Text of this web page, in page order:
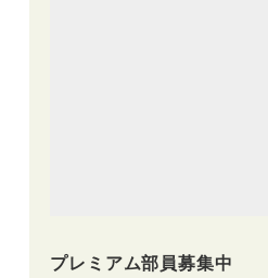
プレミアム部員募集中